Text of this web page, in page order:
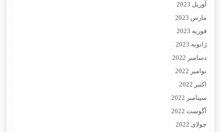
آوریل 2023
مارس 2023
فوریه 2023
ژانویه 2023
دسامبر 2022
نوامبر 2022
اکتبر 2022
سپتامبر 2022
آگوست 2022
جولای 2022